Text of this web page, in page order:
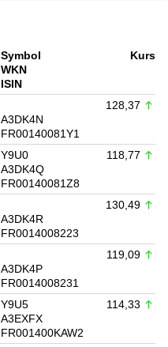
Symbol
WKN
ISIN
Kurs
A3DK4N
FR00140081Y1
128,37
Y9U0
A3DK4Q
FR00140081Z8
118,77
A3DK4R
FR0014008223
130,49
A3DK4P
FR0014008231
119,09
Y9U5
A3EXFX
FR001400KAW2
114,33